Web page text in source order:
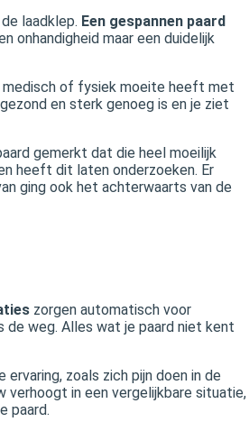
laadklep. Een gespannen paard
onhandigheid maar een duidelijk
medisch of fysiek moeite heeft met
en sterk genoeg is en je ziet
gemerkt dat die heel moeilijk
heeft dit laten onderzoeken. Er
ging ook het achterwaarts van de
zorgen automatisch voor
de weg. Alles wat je paard niet kent
zoals zich pijn doen in de
verhoogt in een vergelijkbare situatie,
paard.